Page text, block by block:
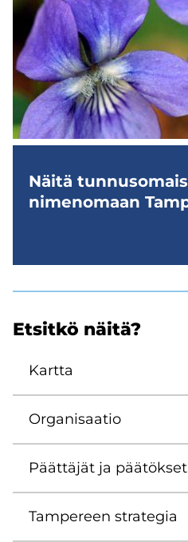
Näitä
ni­me­no­maan
Et­sit­kö näitä?
Kart­ta
Or­ga­ni­saa­tio
Päät­tä­jät ja pää­tök­set
Tam­pe­reen stra­te­gia